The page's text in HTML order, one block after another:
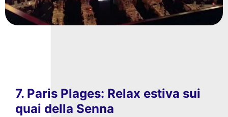
7. Paris Plages: Relax estiva sui
quai della Senna